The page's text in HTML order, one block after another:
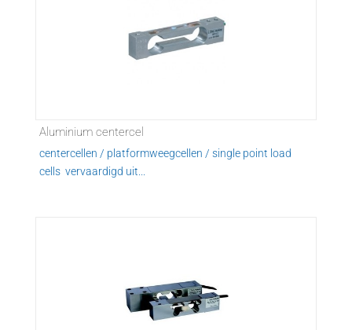
Aluminium centercel
centercellen / platformweegcellen / single point load
cells vervaardigd uit...